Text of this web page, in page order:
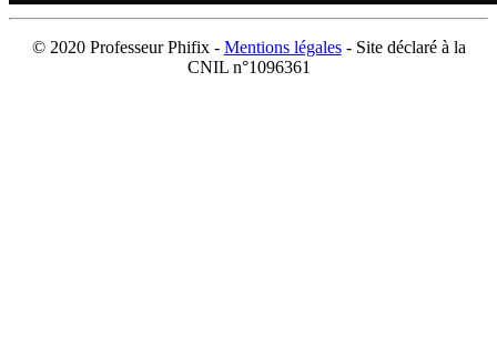
© 2020 Professeur Phifix - Mentions légales- Site déclaré à la
CNIL n°1096361